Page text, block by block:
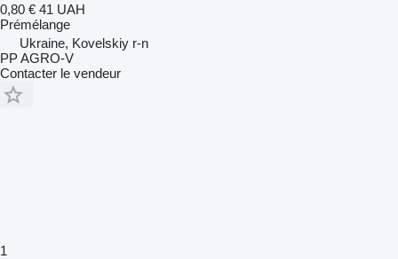
0,80 € 41 UAH
Prémélange
Ukraine, Kovelskiy r-n
PP AGRO-V
Contacter le vendeur
1